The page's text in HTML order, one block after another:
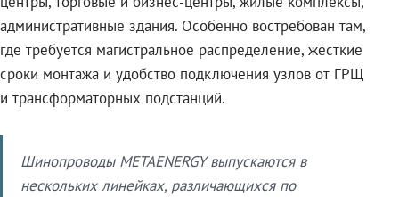
административные здания. Особенно востребован там,
где требуется магистральное распределение, жёсткие
сроки монтажа и удобство подключения узлов от ГРЩ
и трансформаторных подстанций.
Шинопроводы METAENERGY выпускаются в
нескольких линейках, различающихся по